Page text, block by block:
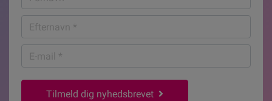
*
Efternavn
*
mail
*
Tilmeld dig nyhedsbrevet